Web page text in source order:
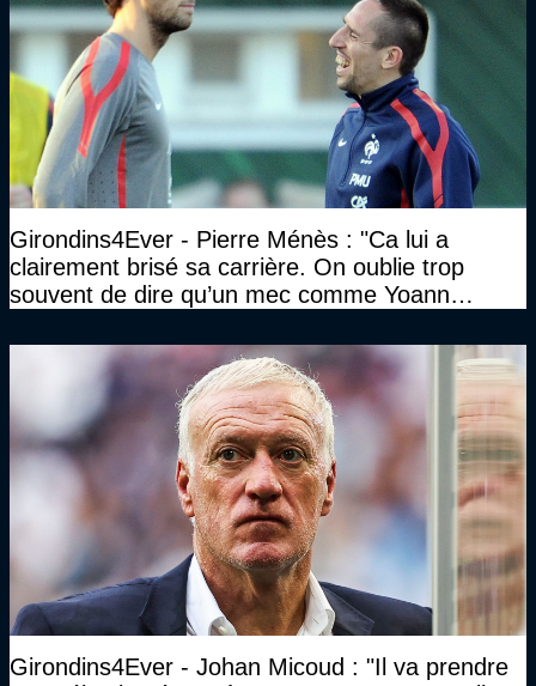
Girondins4Ever - Pierre Ménès : "Ca lui a
clairement brisé sa carrière. On oublie trop
souvent de dire qu’un mec comme Yoann
Girondins4Ever - Johan Micoud : "Il va prendre